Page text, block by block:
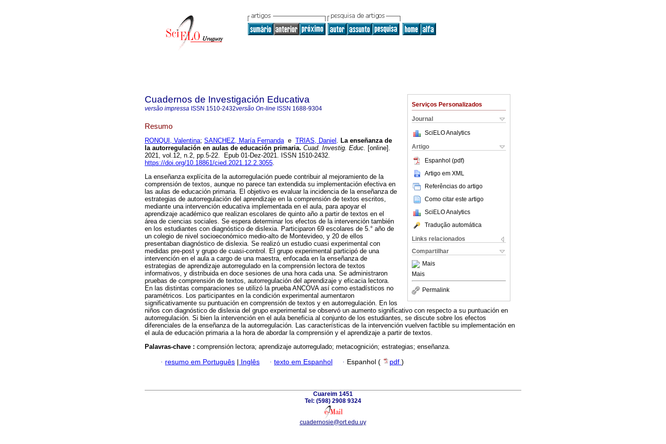
Serviços Personalizados
Journal
SciELO Analytics
Artigo
Espanhol (pdf)
Artigo em XML
Referências do artigo
Como citar este artigo
SciELO Analytics
Tradução automática
Links relacionados
Compartilhar
Mais
Mais
Permalink
Cuadernos de Investigación Educativa
versão impressa ISSN 1510-2432versão On-line ISSN 1688-9304
Resumo
RONQUI, Valentina; SANCHEZ, María Fernandae TRIAS, Daniel . La enseñanza de
la autorregulación en aulas de educación primaria. Cuad. Investig. Educ. [online].
2021, vol.12, n.2, pp.5-22. Epub 01-Dez-2021. ISSN 1510-2432.
https://doi.org/10.18861/cied.2021.12.2.3055.
La enseñanza explícita de la autorregulación puede contribuir al mejoramiento de la
comprensión de textos, aunque no parece tan extendida su implementación efectiva en
las aulas de educación primaria. El objetivo es evaluar la incidencia de la enseñanza de
estrategias de autorregulación del aprendizaje en la comprensión de textos escritos,
mediante una intervención educativa implementada en el aula, para apoyar el
aprendizaje académico que realizan escolares de quinto año a partir de textos en el
área de ciencias sociales. Se espera determinar los efectos de la intervención también
en los estudiantes con diagnóstico de dislexia. Participaron 69 escolares de 5.° año de
un colegio de nivel socioeconómico medio-alto de Montevideo, y 20 de ellos
presentaban diagnóstico de dislexia. Se realizó un estudio cuasi experimental con
medidas pre-post y grupo de cuasi-control. El grupo experimental participó de una
intervención en el aula a cargo de una maestra, enfocada en la enseñanza de
estrategias de aprendizaje autorregulado en la comprensión lectora de textos
informativos, y distribuida en doce sesiones de una hora cada una. Se administraron
pruebas de comprensión de textos, autorregulación del aprendizaje y eficacia lectora.
En las distintas comparaciones se utilizó la prueba ANCOVA así como estadísticos no
paramétricos. Los participantes en la condición experimental aumentaron
significativamente su puntuación en comprensión de textos y en autorregulación. En los
niños con diagnóstico de dislexia del grupo experimental se observó un aumento significativo con respecto a su puntuación en
autorregulación. Si bien la intervención en el aula beneficia al conjunto de los estudiantes, se discute sobre los efectos
diferenciales de la enseñanza de la autorregulación. Las características de la intervención vuelven factible su implementación en
el aula de educación primaria a la hora de abordar la comprensión y el aprendizaje a partir de textos.
Palavras-chave : comprensión lectora; aprendizaje autorregulado; metacognición; estrategias; enseñanza.
· resumo em Português | Inglês · texto em Espanhol · Espanhol ( pdf )
Cuareim 1451
Tel: (598) 2908 9324
cuadernosie@ort.edu.uy